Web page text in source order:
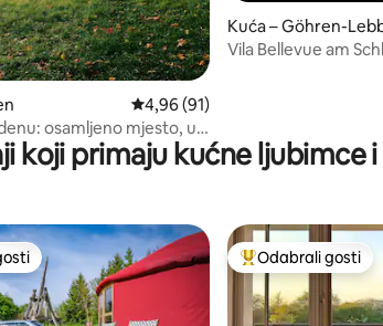
Prosječna ocjena: 4,96/5,
4,96 (91)
osamljeno mjesto, u
brodom
Kuća – Göhren-
Vila Bellevue am
koji primaju kućne ljubimce
rangiranima s oznakom „Odabrali gosti”
Među najviše
Odabrali gosti